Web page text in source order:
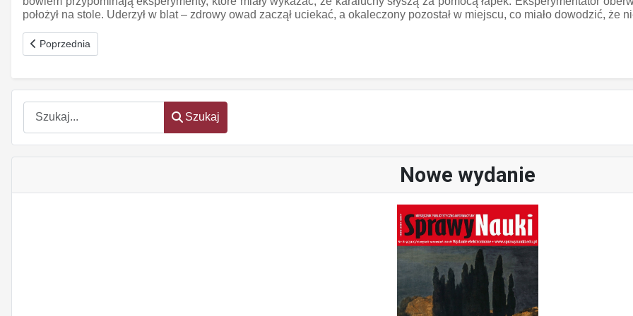
Szukaj
Szukaj
Nowe wydanie
położył na stole. Uderzył w blat – zdrowy owad zaczął uciekać, a okaleczony pozostał w miejscu, co miało dowodzić, że
oem
software
Poprzednia strona: Astronomowie na Księżyc!
Poprzednia